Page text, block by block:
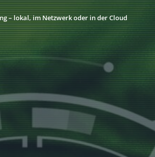
– lokal, im Netzwerk oder in der Cloud